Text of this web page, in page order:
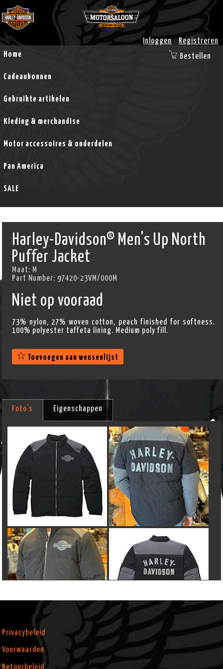
Inloggen
Registreren
Home
Cadeaubonnen
Gebruikte artikelen
Kleding & merchandise
Motor accessoires & onderdelen
Pan America
SALE
Bestellen
Harley-Davidson® Men's Up North
Puffer Jacket
Maat: M
Part Number: 97420-23VM/000M
Niet op vooraad
73% nylon, 27% woven cotton, peach finished for softness.
100% polyester taffeta lining. Medium poly fill.
Toevoegen aan wensenlijst
Foto's Eigenschappen
Privacybeleid
Voorwaarden
Retourbeleid